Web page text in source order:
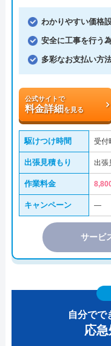
わかりやすい価格
安全に工事を行う
多彩なお支払い方
公式サイトで
料金詳細を見る
駆けつけ時間 受付
出張見積もり 出張
作業料金
キャンペーン ―
サービ
自分でで
応